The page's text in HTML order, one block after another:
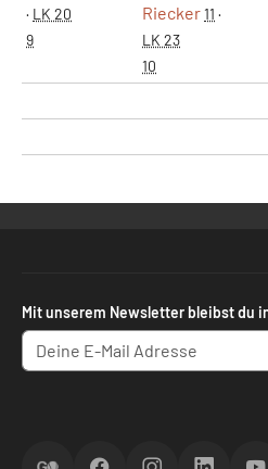
· LK 20
9
Riecker11 ·
LK 23
10
Mit unserem Newsletter bleibst du